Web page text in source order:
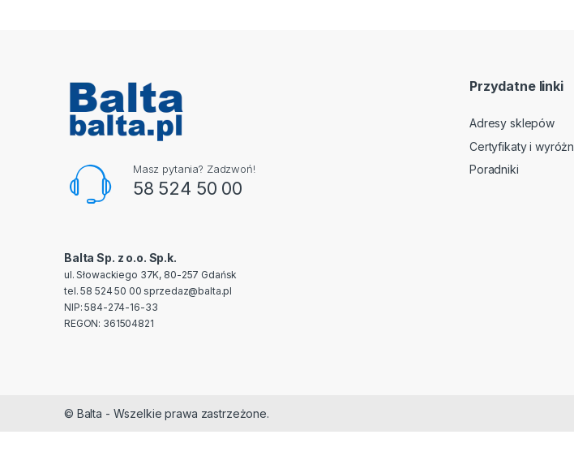
Masz pytania? Zadzwoń!
58 524 50 00
Balta Sp. z o.o. Sp.k.
ul. Słowackiego 37K, 80-257 Gdańsk
tel. 58 524 50 00sprzedaz@balta.pl
NIP: 584-274-16-33
REGON: 361504821
Przydatne linki
Adresy sklepów
Certyfikaty i
Poradniki
© Balta - Wszelkie prawa zastrzeżone.